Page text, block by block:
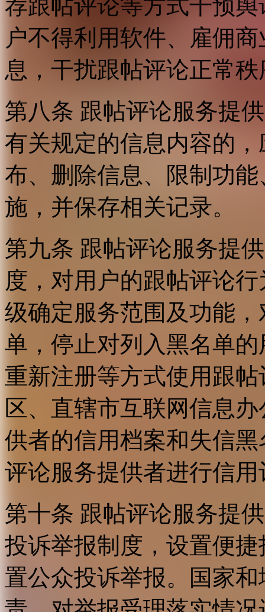
荐跟帖评论等方式干预
户不得利用软件、雇佣
息，干扰跟帖评论正常
第八条 跟帖评论服务提
有关规定的信息内容的
布、删除信息、限制功
施，并保存相关记录。
第九条 跟帖评论服务提
度，对用户的跟帖评论
级确定服务范围及功能
单，停止对列入黑名单
重新注册等方式使用跟
区、直辖市互联网信息
供者的信用档案和失信
评论服务提供者进行信用
第十条 跟帖评论服务提
投诉举报制度，设置便
置公众投诉举报。国家